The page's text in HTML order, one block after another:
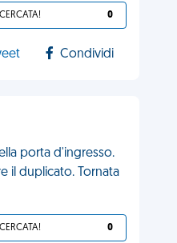
0
Condividi
porta d'ingresso.
il duplicato. Tornata
0